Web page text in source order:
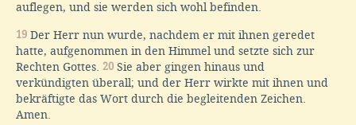
auflegen, und sie werden sich wohl befinden.
19 Der Herr nun wurde, nachdem er mit ihnen geredet
hatte, aufgenommen in den Himmel und setzte sich zur
Rechten Gottes. 20 Sie aber gingen hinaus und
verkündigten überall; und der Herr wirkte mit ihnen und
bekräftigte das Wort durch die begleitenden Zeichen.
Amen.